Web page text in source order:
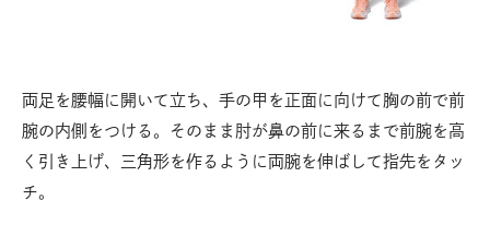
両足を腰幅に開いて立ち、手の甲を正面に向けて胸の前で前
腕の内側をつける。そのまま肘が鼻の前に来るまで前腕を高
く引き上げ、三角形を作るように両腕を伸ばして指先をタッ
チ。